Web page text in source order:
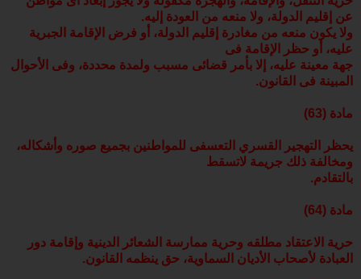
عن إقليم الدولة، ولا منعه من العودة إليه.
ولا يكون منعه من مغادرة إقليم الدولة، أو فرض الإقامة الجبرية
عليه، أو حظر الإقامة فى
جهة معينة عليه، إلا بأمر قضائى مسبب ولمدة محددة، وفى الأحوال
المبينة فى القانون.
مادة (63)
يحظر التهجير القسري التعسفى للمواطنين بجميع صوره وأشكاله،
ومخالفة ذلك جريمة لاتسقط
بالتقادم.
مادة (64)
حرية الاعتقاد مطلقه وحرية ممارسة الشعائر الدينية وإقامة دور
العبادة لأصحاب الأديان السماوية، حق ينظمه القانون.